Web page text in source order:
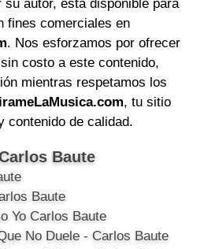
su autor, está disponible para
fines comerciales en
. Nos esforzamos por ofrecer
costo a este contenido,
mientras respetamos los
, tu sitio
contenido de calidad.
Baute
Baute
Yo Carlos Baute
No Duele - Carlos Baute